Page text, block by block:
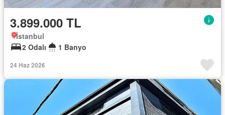
3.899.000 TL
İstanbul
2 Odalı
1 Banyo
24 Haz 2026